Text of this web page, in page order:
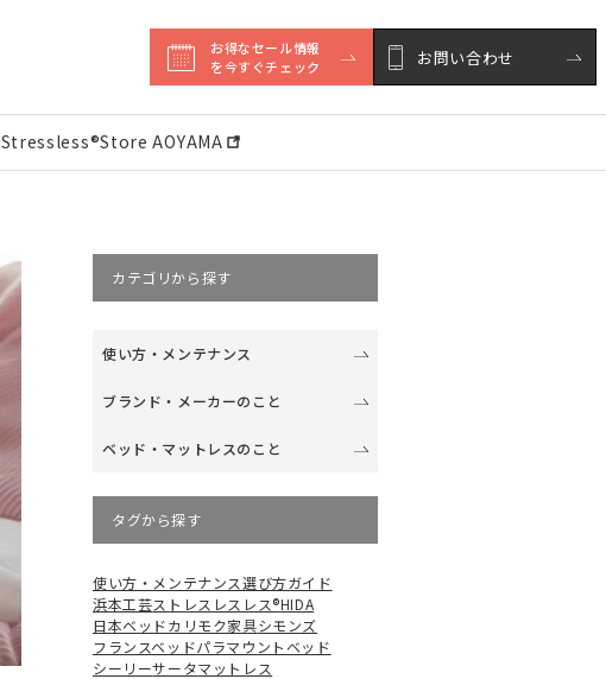
お得なセール情報
を今すぐチェック
お問い合わせ
Stressless®︎Store AOYAMA
カテゴリから探す
使い方・メンテナンス
ブランド・メーカーのこと
ベッド・マットレスのこと
タグから探す
使い方・メンテナンス選び方ガイド
浜本工芸ストレスレスレス®HIDA
日本ベッドカリモク家具シモンズ
フランスベッドパラマウントベッド
シーリーサータマットレス